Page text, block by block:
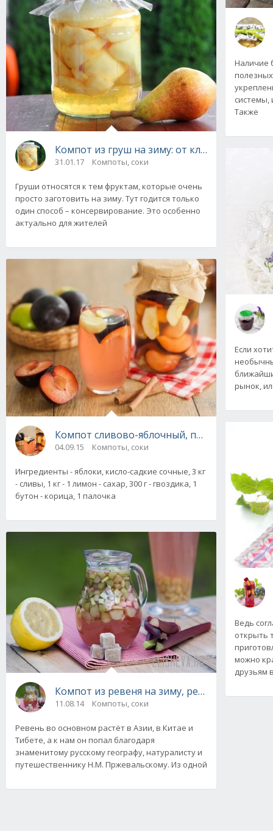
Компот из груш на зиму: от классического
31.01.17 Компоты, соки
Груши относятся к тем фруктам, которые очень
просто заготовить на зиму. Тут годится только
один способ – консервирование. Это особенно
актуально для жителей
Компот сливово-яблочный, пошаговый
04.09.15 Компоты, соки
Ингредиенты - яблоки, кисло-садкие сочные, 3 кг
- сливы, 1 кг - 1 лимон - сахар, 300 г - гвоздика, 1
бутон - корица, 1 палочка
Компот из ревеня на зиму, рецепты с фото
11.08.14 Компоты, соки
Ревень во основном растёт в Азии, в Китае и
Тибете, а к нам он попал благодаря
знаменитому русскому географу, натуралисту и
путешественнику Н.М. Пржевальскому. Из одной
Наличие
системы,
Также
Если
рынок,
Ведь
открыть
можно
друзьям